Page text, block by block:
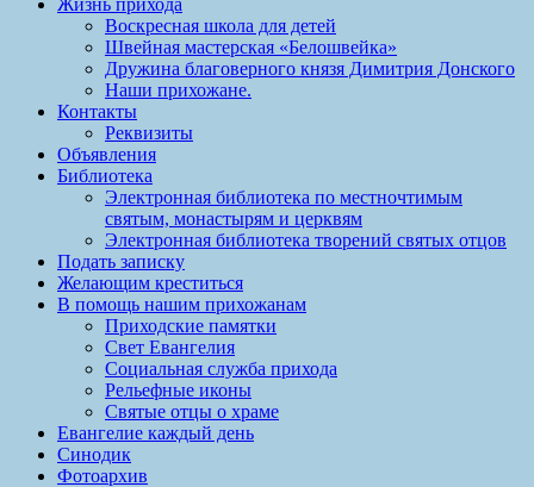
Воскресная школа для детей
Швейная мастерская «Белошвейка»
Дружина благоверного князя Димитрия Донского
Наши прихожане.
Контакты
Реквизиты
Объявления
Библиотека
Электронная библиотека по местночтимым
святым, монастырям и церквям
Электронная библиотека творений святых отцов
Подать записку
Желающим креститься
В помощь нашим прихожанам
Приходские памятки
Свет Евангелия
Социальная служба прихода
Рельефные иконы
Святые отцы о храме
Евангелие каждый день
Синодик
Фотоархив